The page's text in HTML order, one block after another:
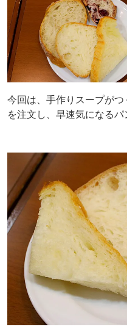
今回は、手作りスープがつ
を注文し、早速気になる